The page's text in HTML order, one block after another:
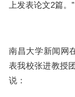
上发表论文2篇。”
南昌大学新闻网
表我校张进教授
说：